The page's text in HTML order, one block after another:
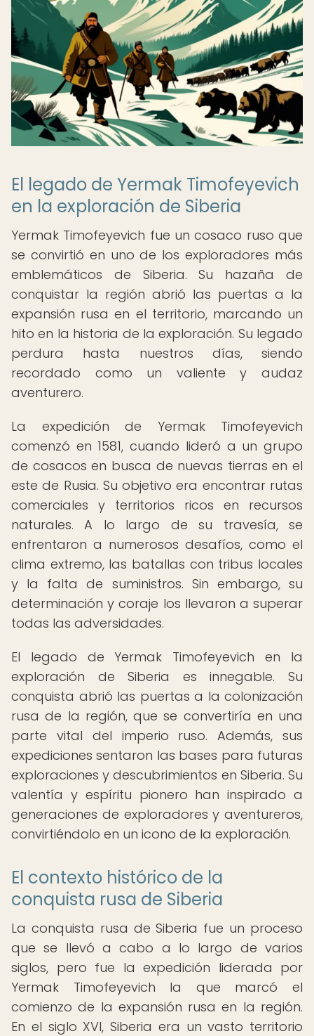
El legado de Yermak Timofeyevich
en la exploración de Siberia
Yermak Timofeyevich fue un cosaco ruso que
se convirtió en uno de los exploradores más
emblemáticos de Siberia. Su hazaña de
conquistar la región abrió las puertas a la
expansión rusa en el territorio, marcando un
hito en la historia de la exploración. Su legado
perdura hasta nuestros días, siendo
recordado como un valiente y audaz
aventurero.
La expedición de Yermak Timofeyevich
comenzó en 1581, cuando lideró a un grupo
de cosacos en busca de nuevas tierras en el
este de Rusia. Su objetivo era encontrar rutas
comerciales y territorios ricos en recursos
naturales. A lo largo de su travesía, se
enfrentaron a numerosos desafíos, como el
clima extremo, las batallas con tribus locales
y la falta de suministros. Sin embargo, su
determinación y coraje los llevaron a superar
todas las adversidades.
El legado de Yermak Timofeyevich en la
exploración de Siberia es innegable. Su
conquista abrió las puertas a la colonización
rusa de la región, que se convertiría en una
parte vital del imperio ruso. Además, sus
expediciones sentaron las bases para futuras
exploraciones y descubrimientos en Siberia. Su
valentía y espíritu pionero han inspirado a
generaciones de exploradores y aventureros,
convirtiéndolo en un icono de la exploración.
El contexto histórico de la
conquista rusa de Siberia
La conquista rusa de Siberia fue un proceso
que se llevó a cabo a lo largo de varios
siglos, pero fue la expedición liderada por
Yermak Timofeyevich la que marcó el
comienzo de la expansión rusa en la región.
En el siglo XVI, Siberia era un vasto territorio